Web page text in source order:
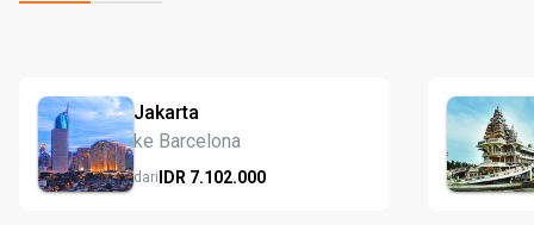
Jakarta
ke Barcelona
dariIDR 7.102.000